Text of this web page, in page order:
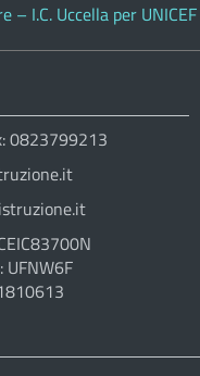
– I.C. Uccella per UNICEF
0823799213
UFNW6F